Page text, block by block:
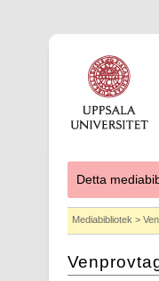
Detta
Mediabibliotek >